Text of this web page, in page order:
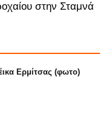
στην Σταμνά
Ερμίτσας (φωτο)